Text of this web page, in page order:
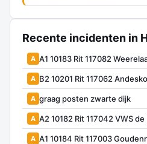
Recente incidenten in
A A1 10183 Rit 117082
A B2 10201 Rit 117062
A graag posten zwarte dijk
A A2 10182 Rit 117042 VWS
A A1 10184 Rit 117003